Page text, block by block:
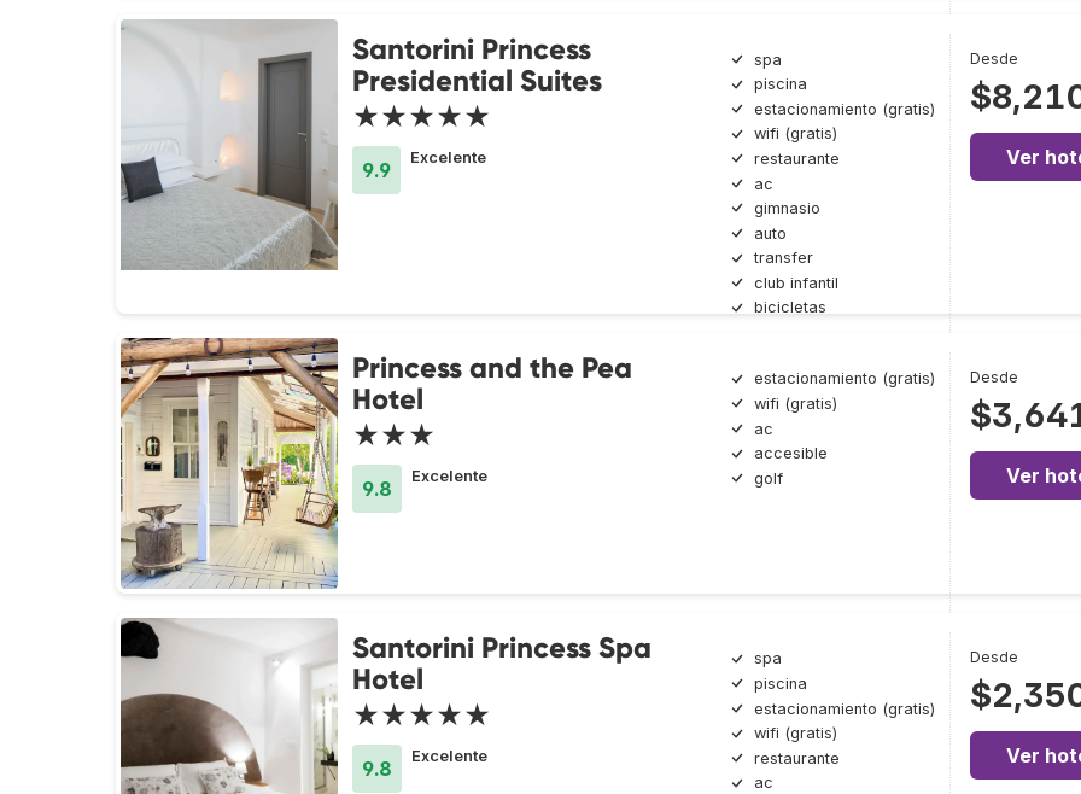
Santorini Princess
Presidential Suites
★★★★★
9.9
Excelente
spa
piscina
estacionamiento (gratis)
wifi (gratis)
restaurante
ac
gimnasio
auto
transfer
club infantil
bicicletas
Desde
Ver
Princess and the Pea
Hotel
★★★
9.8
Excelente
estacionamiento (gratis)
wifi (gratis)
ac
accesible
golf
Desde
Ver
Santorini Princess Spa
Hotel
★★★★★
9.8
Excelente
spa
piscina
estacionamiento (gratis)
wifi (gratis)
restaurante
ac
Desde
Ver